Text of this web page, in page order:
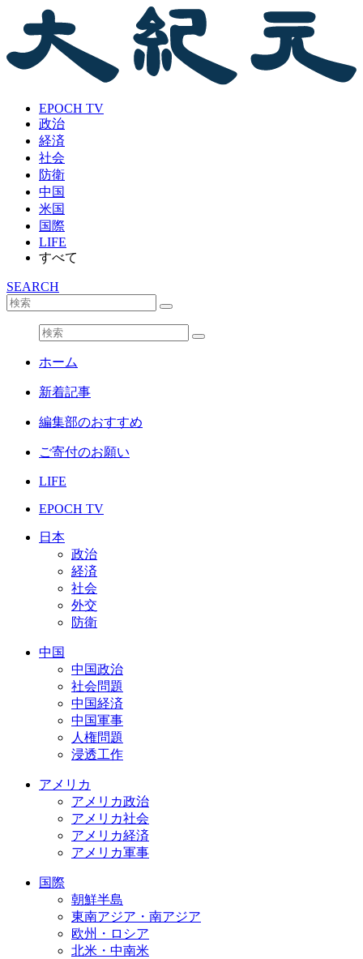
EPOCH TV
政治
経済
社会
防衛
中国
米国
国際
LIFE
すべて
SEARCH
ホーム
新着記事
編集部のおすすめ
ご寄付のお願い
LIFE
EPOCH TV
日本
政治
経済
社会
外交
防衛
中国
中国政治
社会問題
中国経済
中国軍事
人権問題
浸透工作
アメリカ
アメリカ政治
アメリカ社会
アメリカ経済
アメリカ軍事
国際
朝鮮半島
東南アジア・南アジア
欧州・ロシア
北米・中南米